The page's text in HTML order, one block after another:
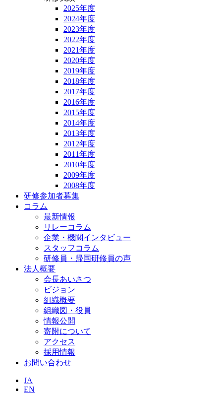
2025年度
2024年度
2023年度
2022年度
2021年度
2020年度
2019年度
2018年度
2017年度
2016年度
2015年度
2014年度
2013年度
2012年度
2011年度
2010年度
2009年度
2008年度
研修参加者募集
コラム
最新情報
リレーコラム
企業・機関インタビュー
スタッフコラム
研修員・帰国研修員の声
法人概要
会長あいさつ
ビジョン
組織概要
組織図・役員
情報公開
寄附について
アクセス
採用情報
お問い合わせ
JA
EN